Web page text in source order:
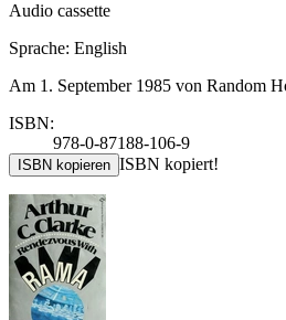
Audio cassette
Sprache: English
Am 1. September 1985 von Random
ISBN:
978-0-87188-106-9
ISBN kopieren ISBN kopiert!